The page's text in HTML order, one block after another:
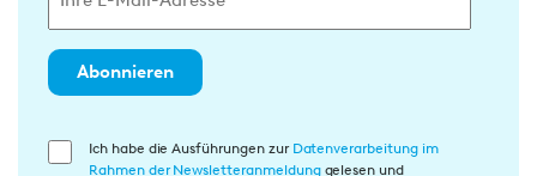
Abonnieren
E
Ich habe die Ausführungen zur Datenverarbeitung im
Rahmen der Newsletteranmeldunggelesen und